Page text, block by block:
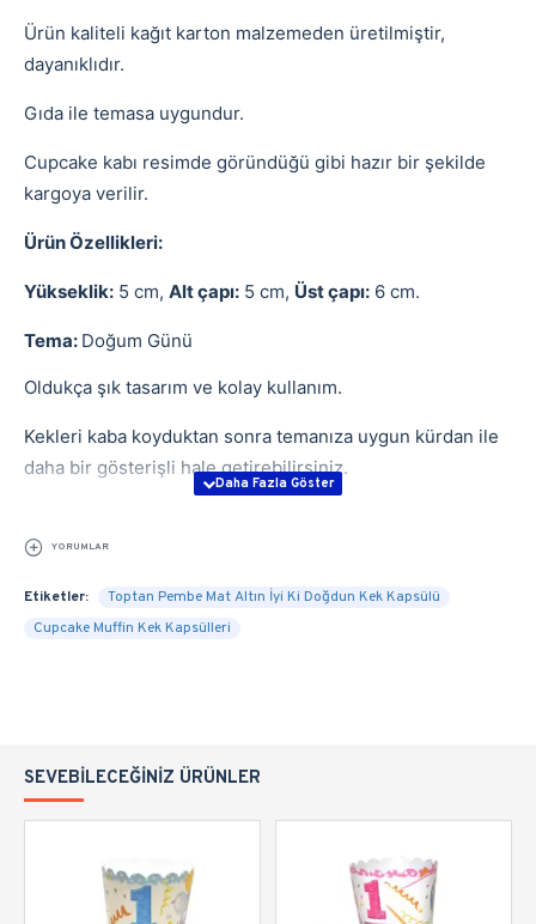
Ürün kaliteli kağıt karton malzemeden üretilmiştir,
dayanıklıdır.
Gıda ile temasa uygundur.
Cupcake kabı resimde göründüğü gibi hazır bir şekilde
kargoya verilir.
Ürün Özellikleri:
Yükseklik: 5 cm, Alt çapı: 5 cm, Üst çapı: 6 cm.
Tema: Doğum Günü
Oldukça şık tasarım ve kolay kullanım.
Kekleri kaba koyduktan sonra temanıza uygun kürdan ile
daha bir gösterişli hale getirebilirsiniz.
YORUMLAR
Etiketler:
Toptan Pembe Mat Altın İyi Ki Doğdun Kek Kapsülü
Cupcake Muffin Kek Kapsülleri
SEVEBILECEĞINIZ ÜRÜNLER